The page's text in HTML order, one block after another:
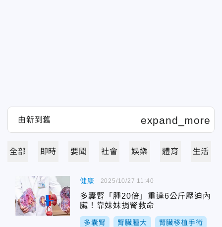
全部 即時 要聞 社會 娛樂 體育 生活
健康
多囊腎「腫20倍」重達6公斤壓迫內
臟！靠妹妹捐腎救命
多囊腎 腎臟腫大 腎臟移植手術
2025/10/27 11:40